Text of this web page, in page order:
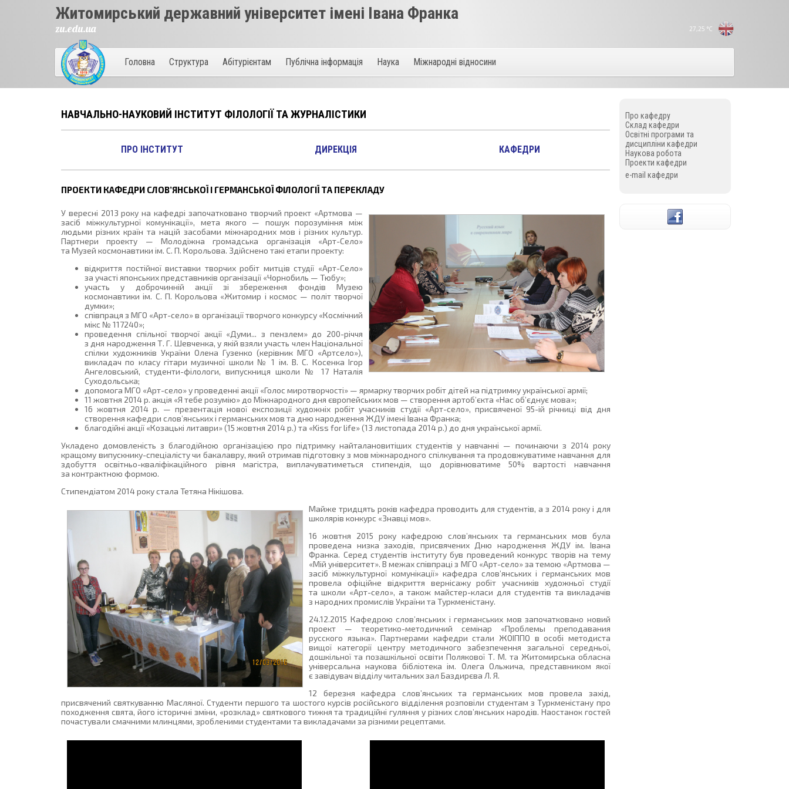
27,25 °C
Житомирський державний університет імені Івана Франка
zu.edu.ua
Головна Структура Абітурієнтам Публічна інформація Наука Міжнародні відносини
НАВЧАЛЬНО-НАУКОВИЙ ІНСТИТУТ ФІЛОЛОГІЇ ТА ЖУРНАЛІСТИКИ
ПРО ІНСТИТУТ ДИРЕКЦІЯ КАФЕДРИ
ПРОЕКТИ КАФЕДРИ СЛОВ’ЯНСЬКОЇ І ГЕРМАНСЬКОЇ ФІЛОЛОГІЇ ТА ПЕРЕКЛАДУ
У вересні 2013 року на кафедрі започатковано творчий проект «Артмова —
засіб міжкультурної комунікації», мета якого — пошук порозуміння між
людьми різних країн та націй засобами міжнародних мов і різних культур.
Партнери проекту — Молодіжна громадська організація «Арт-Село»
та Музей космонавтики ім. С. П. Корольова. Здійснено такі етапи проекту:
відкриття постійної виставки творчих робіт митців студії «Арт-Село»
за участі японських представників організації «Чорнобиль — Тюбу»;
участь у доброчинній акції зі збереження фондів Музею
космонавтики ім. С. П. Корольова «Житомир і космос — політ творчої
думки»;
співпраця з МГО «Арт-село» в організації творчого конкурсу «Космічний
мікс № 117240»;
проведення спільної творчої акції «Думи... з пензлем» до 200-річчя
з дня народження Т. Г. Шевченка, у якій взяли участь член Національної
спілки художників України Олена Гузенко (керівник МГО «Артсело»),
викладач по класу гітари музичної школи № 1 ім. В. С. Косенка Ігор
Ангеловський, студенти-філологи, випускниця школи № 17 Наталія
Суходольська;
допомога МГО «Арт-село» у проведенні акції «Голос миротворчості» — ярмарку творчих робіт дітей на підтримку української армії;
11 жовтня 2014 р. акція «Я тебе розумію» до Міжнародного дня європейських мов — створення артоб’єкта «Нас об’єднує мова»;
16 жовтня 2014 р. — презентація нової експозиції художніх робіт учасників студії «Арт-село», присвяченої 95-ій річниці від дня
створення кафедри слов’янських і германських мов та дню народження ЖДУ імені Івана Франка;
благодійні акції «Козацькі литаври» (15 жовтня 2014 р.) та «Kiss for life» (13 листопада 2014 р.) до дня української армії.
Укладено домовленість з благодійною організацією про підтримку найталановитіших студентів у навчанні — починаючи з 2014 року
кращому випускнику-спеціалісту чи бакалавру, який отримав підготовку з мов міжнародного спілкування та продовжуватиме навчання для
здобуття освітньо-кваліфікаційного рівня магістра, виплачуватиметься стипендія, що дорівнюватиме 50% вартості навчання
за контрактною формою.
Стипендіатом 2014 року стала Тетяна Нікішова.
Майже тридцять років кафедра проводить для студентів, а з 2014 року і для
школярів конкурс «Знавці мов».
16 жовтня 2015 року кафедрою слов’янських та германських мов була
проведена низка заходів, присвячених Дню народження ЖДУ ім. Івана
Франка. Серед студентів інституту був проведений конкурс творів на тему
«Мій університет». В межах співпраці з МГО «Арт-село» за темою «Артмова —
засіб міжкультурної комунікації» кафедра слов’янських і германських мов
провела офіційне відкриття вернісажу робіт учасників художньої студії
та школи «Арт-село», а також майстер-класи для студентів та викладачів
з народних промислів України та Туркменістану.
24.12.2015 Кафедрою слов’янських і германських мов започатковано новий
проект — теоретико-методичний семінар «Проблемы преподавания
русского языка». Партнерами кафедри стали ЖОІППО в особі методиста
вищої категорії центру методичного забезпечення загальної середньої,
дошкільної та позашкільної освіти Полякової Т. М. та Житомирська обласна
універсальна наукова бібліотека ім. Олега Ольжича, представником якої
є завідувач відділу читальних зал Баздирєва Л. Я.
12 березня кафедра слов’янських та германських мов провела захід,
присвячений святкуванню Масляної. Студенти першого та шостого курсів російського відділення розповіли студентам з Туркменістану про
походження свята, його історичні зміни, «розклад» святкового тижня та традиційні гуляння у різних слов’янських народів. Наостанок гостей
почастували смачними млинцями, зробленими студентами та викладачами за різними рецептами.
Про кафедру
Склад кафедри
Освітні програми та
дисципліни кафедри
Наукова робота
Проекти кафедри
e-mail кафедри